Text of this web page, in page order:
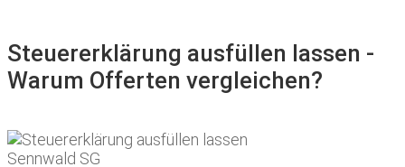
Steuererklärung ausfüllen lassen -
Warum Offerten vergleichen?